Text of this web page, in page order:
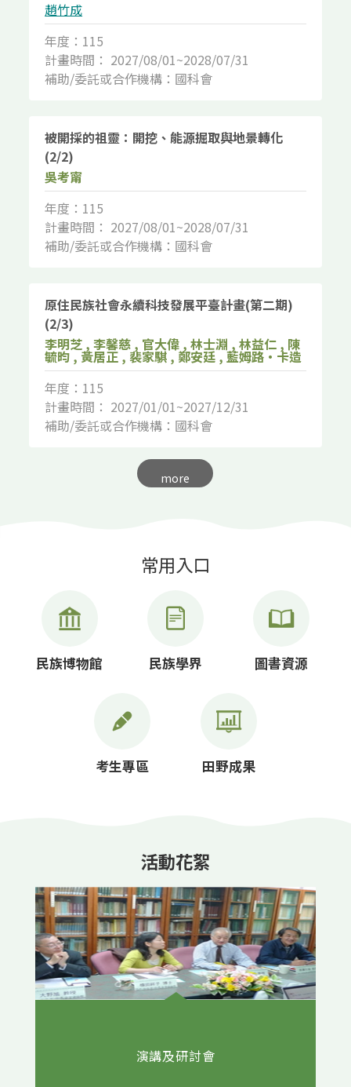
趙竹成
年度：115
計畫時間： 2027/08/01~2028/07/31
補助/委託或合作機構：國科會
被開採的祖靈：開挖、能源掘取與地景轉化
(2/2)
吳考甯
年度：115
計畫時間： 2027/08/01~2028/07/31
補助/委託或合作機構：國科會
原住民族社會永續科技發展平臺計畫(第二期)
(2/3)
李明芝 , 李馨慈 , 官大偉 , 林士淵 , 林益仁 , 陳
毓昀 , 黃居正 , 裴家騏 , 鄭安廷 , 藍姆路‧卡造
年度：115
計畫時間： 2027/01/01~2027/12/31
補助/委託或合作機構：國科會
more
常用入口
民族博物館 民族學界 圖書資源
考生專區 田野成果
活動花絮
演講及研討會